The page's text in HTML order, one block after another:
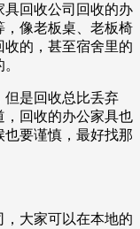
具回收公司回收的办
，像老板桌、老板椅
的，甚至宿舍里的
但是回收总比丢弃
，回收的办公家具也
要谨慎，最好找那
大家可以在本地的